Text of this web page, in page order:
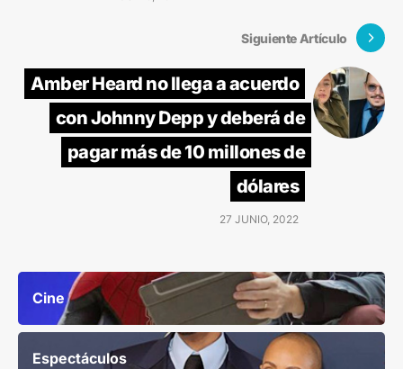
Siguiente Artículo
Amber Heard no llega a acuerdo
con Johnny Depp y deberá de
pagar más de 10 millones de
dólares
27 JUNIO, 2022
Cine
Espectáculos